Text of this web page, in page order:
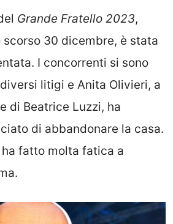
Grande Fratello 2023,
scorso 30 dicembre, è stata
I concorrenti si sono
litigi e Anita Olivieri, a
di Beatrice Luzzi, ha
di abbandonare la casa.
fatto molta fatica a